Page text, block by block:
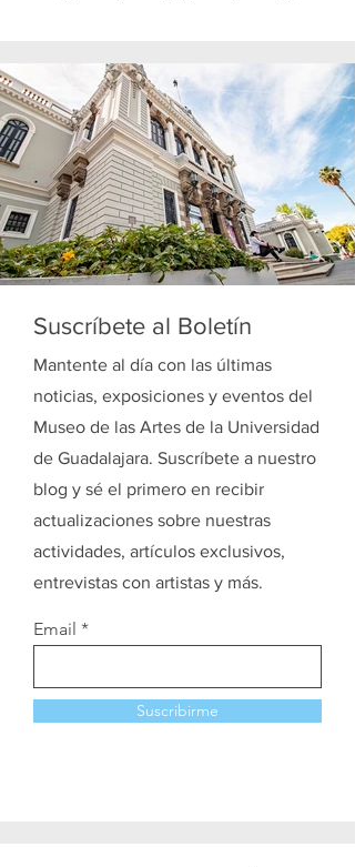
Suscríbete al Boletín
Mantente al día con las últimas
noticias, exposiciones y eventos del
Museo de las Artes de la Universidad
de Guadalajara. Suscríbete a nuestro
blog y sé el primero en recibir
actualizaciones sobre nuestras
actividades, artículos exclusivos,
entrevistas con artistas y más.
Email
Suscribirme